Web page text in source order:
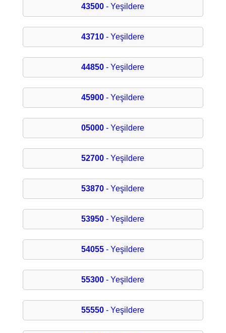
43500 - Yeşildere
43710 - Yeşildere
44850 - Yeşildere
45900 - Yeşildere
05000 - Yeşildere
52700 - Yeşildere
53870 - Yeşildere
53950 - Yeşildere
54055 - Yeşildere
55300 - Yeşildere
55550 - Yeşildere